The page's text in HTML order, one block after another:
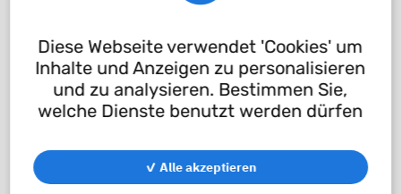
Diese Webseite verwendet 'Cookies' um
Inhalte und Anzeigen zu personalisieren
und zu analysieren. Bestimmen Sie,
welche Dienste benutzt werden dürfen
✓ Alle akzeptieren